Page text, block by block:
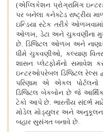
(એપ્લિકેશન પ્રોગ્રામિંગ
પર બનેલા કનેક્ટેડ રાષ્ટ્રીય
ઇન્ડિયા સ્ટેક તરીકે
ઓળખ, ડેટા અને ચુકવણીના
છે. ડિજિટલ ઓળખ અને
ધીમે ચુકવણીઓ, કલ્યાણ
શાસન પ્લેટફોર્મનો સમાવેશ
ઇન્ટરઓપરેબલ ડિજિટલ રેલ્સ
પરિણામ એ એકલ
ડિજિટલ બેકબોન છે જે
ટેકો આપે છે.ભારતીય સંદર્ભ
મોડેલ મોડ્યુલર અને
બહાર સુસંગત બનાવે છે.